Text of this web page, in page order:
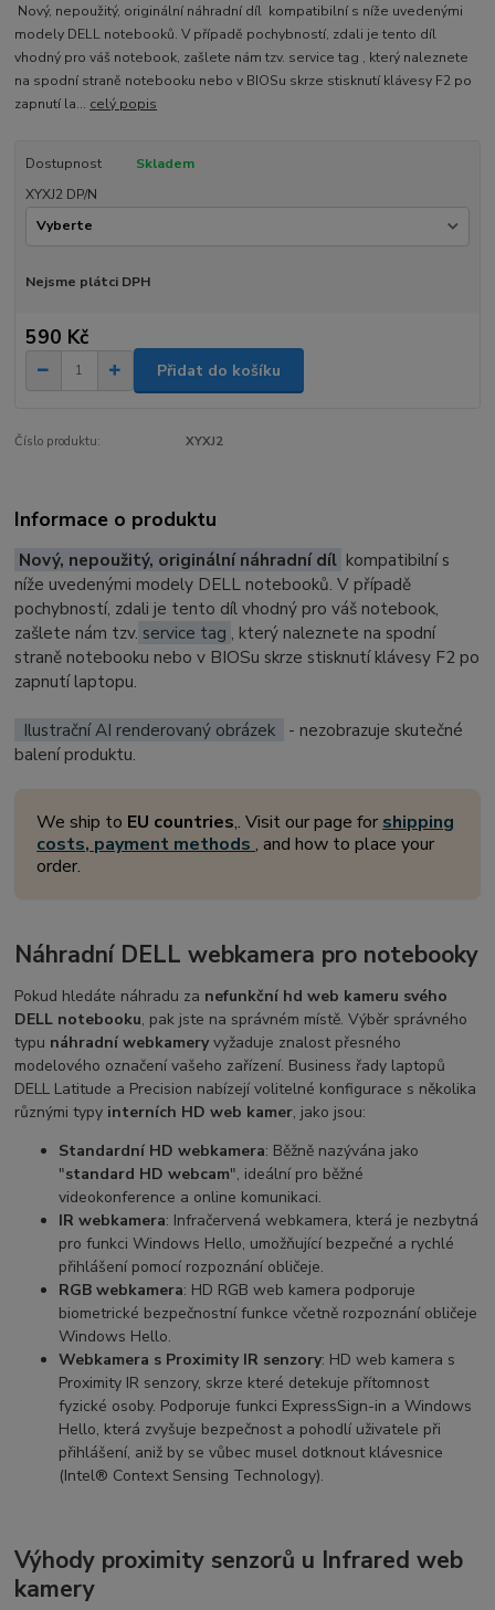
Nový, nepoužitý, originální náhradní díl kompatibilní s níže uvedenými
modely DELL notebooků. V případě pochybností, zdali je tento díl
vhodný pro váš notebook, zašlete nám tzv. service tag , který naleznete
na spodní straně notebooku nebo v BIOSu skrze stisknutí klávesy F2 po
zapnutí la... celý popis
Dostupnost
Skladem
XYXJ2 DP/N
Nejsme plátci DPH
590 Kč
Přidat do košíku
Číslo produktu: XYXJ2
Informace o produktu
Nový, nepoužitý, originální náhradní díl kompatibilní s
níže uvedenými modely DELL notebooků. V případě
pochybností, zdali je tento díl vhodný pro váš notebook,
zašlete nám tzv. service tag , který naleznete na spodní
straně notebooku nebo v BIOSu skrze stisknutí klávesy F2 po
zapnutí laptopu.
Ilustrační AI renderovaný obrázek
- nezobrazuje skutečné
balení produktu.
We ship to EU countries,. Visit our page for shipping
costs, payment methods, and how to place your
order.
Náhradní DELL webkamera pro notebooky
Pokud hledáte náhradu za nefunkční hd web kameru svého
DELL notebooku, pak jste na správném místě. Výběr správného
typu náhradní webkameryvyžaduje znalost přesného
modelového označení vašeho zařízení. Business řady laptopů
DELL Latitude a Precision nabízejí volitelné konfigurace s několika
různými typy interních HD web kamer, jako jsou:
Standardní HD webkamera: Běžně nazývána jako
"standard HD webcam", ideální pro běžné
videokonference a online komunikaci.
IR webkamera: Infračervená webkamera, která je nezbytná
pro funkci Windows Hello, umožňující bezpečné a rychlé
přihlášení pomocí rozpoznání obličeje.
RGB webkamera: HD RGB web kamera podporuje
biometrické bezpečnostní funkce včetně rozpoznání obličeje
Windows Hello.
Webkamera s Proximity IR senzory: HD web kamera s
Proximity IR senzory, skrze které detekuje přítomnost
fyzické osoby. Podporuje funkci ExpressSign-in a Windows
Hello, která zvyšuje bezpečnost a pohodlí uživatele při
přihlášení, aniž by se vůbec musel dotknout klávesnice
(Intel® Context Sensing Technology).
Výhody proximity senzorů u Infrared web
kamery